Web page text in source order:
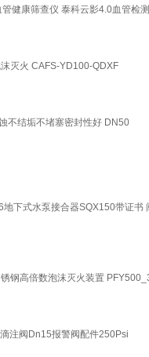
健康筛查仪 泰科云影4.0血管检
灭火 CAFS-YD100-QDXF
不结垢不堵塞密封性好 DN50
下式水泵接合器SQX150带证书
钢高倍数泡沫灭火装置
注阀Dn15报警阀配件250Psi